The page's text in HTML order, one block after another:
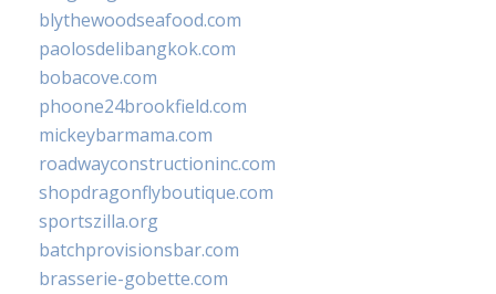
blythewoodseafood.com
paolosdelibangkok.com
bobacove.com
phoone24brookfield.com
mickeybarmama.com
roadwayconstructioninc.com
shopdragonflyboutique.com
sportszilla.org
batchprovisionsbar.com
brasserie-gobette.com